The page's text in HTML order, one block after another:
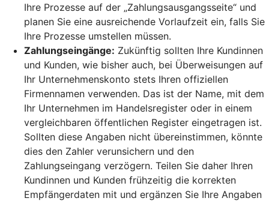
Ihre Prozesse auf der „Zahlungsausgangsseite“ und
planen Sie eine ausreichende Vorlaufzeit ein, falls Sie
Ihre Prozesse umstellen müssen.
Zahlungseingänge: Zukünftig sollten Ihre Kundinnen
und Kunden, wie bisher auch, bei Überweisungen auf
Ihr Unternehmenskonto stets Ihren offiziellen
Firmennamen verwenden. Das ist der Name, mit dem
Ihr Unternehmen im Handelsregister oder in einem
vergleichbaren öffentlichen Register eingetragen ist.
Sollten diese Angaben nicht übereinstimmen, könnte
dies den Zahler verunsichern und den
Zahlungseingang verzögern. Teilen Sie daher Ihren
Kundinnen und Kunden frühzeitig die korrekten
Empfängerdaten mit und ergänzen Sie Ihre Angaben